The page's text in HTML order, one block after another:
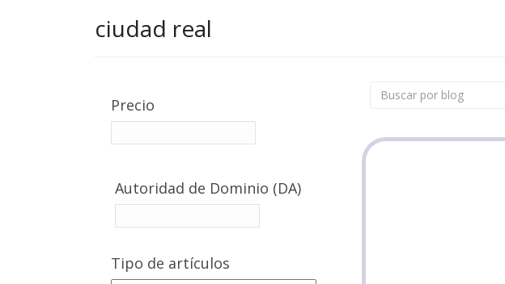
ciudad real
Precio
Autoridad de Dominio (DA)
Tipo de artículos